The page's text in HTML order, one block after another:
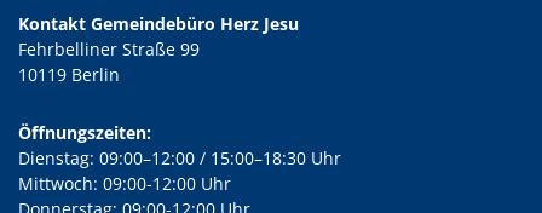
Kontakt Gemeindebüro Herz Jesu
Fehrbelliner Straße 99
10119 Berlin
Öffnungszeiten:
Dienstag: 09:00–12:00 / 15:00–18:30 Uhr
Mittwoch: 09:00-12:00 Uhr